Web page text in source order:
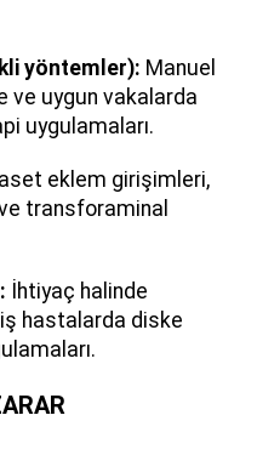
yöntemler): Manuel
ve uygun vakalarda
uygulamaları.
eklem girişimleri,
transforaminal
İhtiyaç halinde
hastalarda diske